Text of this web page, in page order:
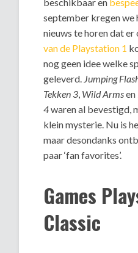
beschikbaar en
september kregen we
nieuws te horen dat
van de Playstation 1
nog geen idee welke
geleverd. Jumping
Tekken 3, Wild Armsen
4waren al bevestigd,
klein mysterie. Nu is
maar desondanks
paar ‘fan favorites’.
Games
Classic